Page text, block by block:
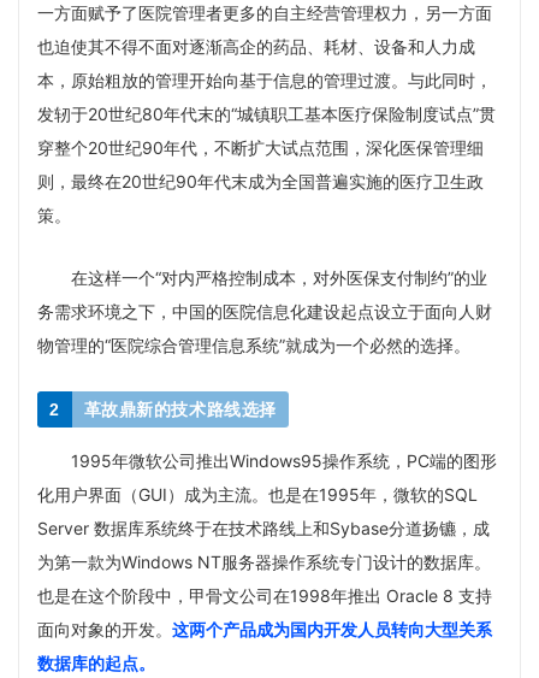
一方面赋予了医院管理者更多的自主经营管理权力，另一方面
也迫使其不得不面对逐渐高企的药品、耗材、设备和人力成
本，原始粗放的管理开始向基于信息的管理过渡。与此同时，
发轫于20世纪80年代末的“城镇职工基本医疗保险制度试点”贯
穿整个20世纪90年代，不断扩大试点范围，深化医保管理细
则，最终在20世纪90年代末成为全国普遍实施的医疗卫生政
策。
在这样一个“对内严格控制成本，对外医保支付制约”的业
务需求环境之下，中国的医院信息化建设起点设立于面向人财
物管理的“医院综合管理信息系统”就成为一个必然的选择。
2 革故鼎新的技术路线选择
1995年微软公司推出Windows95操作系统，PC端的图形
化用户界面（GUI）成为主流。也是在1995年，微软的SQL
Server 数据库系统终于在技术路线上和Sybase分道扬镳，成
为第一款为Windows NT服务器操作系统专门设计的数据库。
也是在这个阶段中，甲骨文公司在1998年推出 Oracle 8 支持
面向对象的开发。 这两个产品成为国内开发人员转向大型关系
数据库的起点。